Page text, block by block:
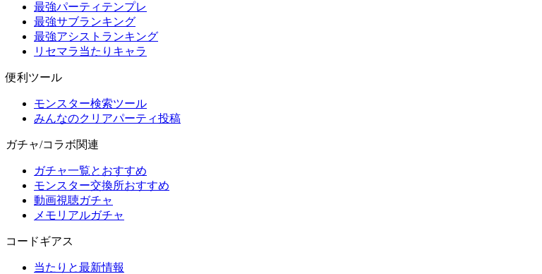
最強パーティテンプレ
最強サブランキング
最強アシストランキング
リセマラ当たりキャラ
便利ツール
モンスター検索ツール
みんなのクリアパーティ投稿
ガチャ/コラボ関連
ガチャ一覧とおすすめ
モンスター交換所おすすめ
動画視聴ガチャ
メモリアルガチャ
コードギアス
当たりと最新情報